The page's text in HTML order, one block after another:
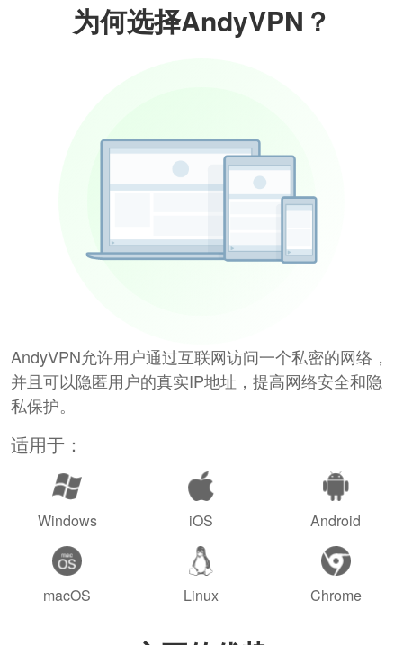
为何选择AndyVPN？
AndyVPN允许用户通过互联网访问一个私密的网络，
并且可以隐匿用户的真实IP地址，提高网络安全和隐
私保护。
适用于：
Windows iOS Android
macOS Linux Chrome